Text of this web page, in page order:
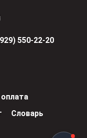
550-22-20
Словарь